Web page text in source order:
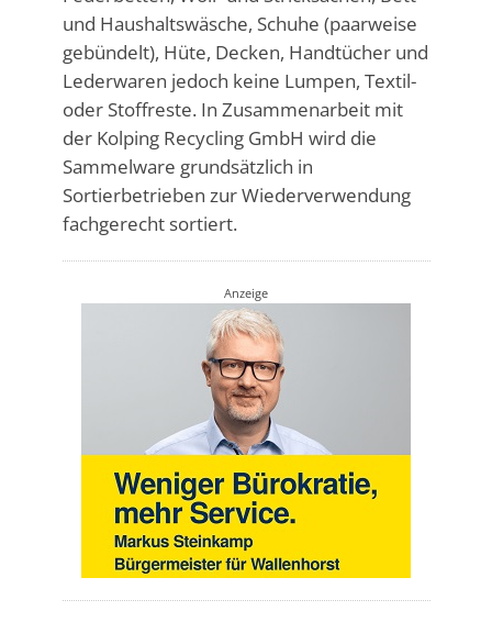
und Haushaltswäsche, Schuhe (paarweise
gebündelt), Hüte, Decken, Handtücher und
Lederwaren jedoch keine Lumpen, Textil-
oder Stoffreste. In Zusammenarbeit mit
der Kolping Recycling GmbH wird die
Sammelware grundsätzlich in
Sortierbetrieben zur Wiederverwendung
fachgerecht sortiert.
Anzeige